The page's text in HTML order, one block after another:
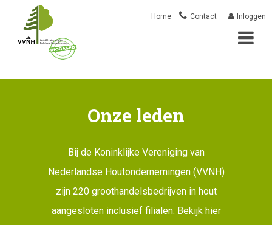
Overslaan
User
Home Contact Inloggen
Onze leden
Bij de Koninklijke Vereniging van
Nederlandse Houtondernemingen (VVNH)
zijn 220 groothandelsbedrijven in hout
aangesloten inclusief filialen. Bekijk hier